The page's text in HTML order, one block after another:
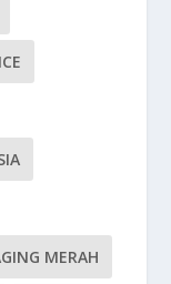
MERAH